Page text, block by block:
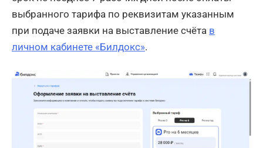
выбранного тарифа по реквизитам указанным
при подаче заявки на выставление счёта в
личном кабинете «Билдокс».